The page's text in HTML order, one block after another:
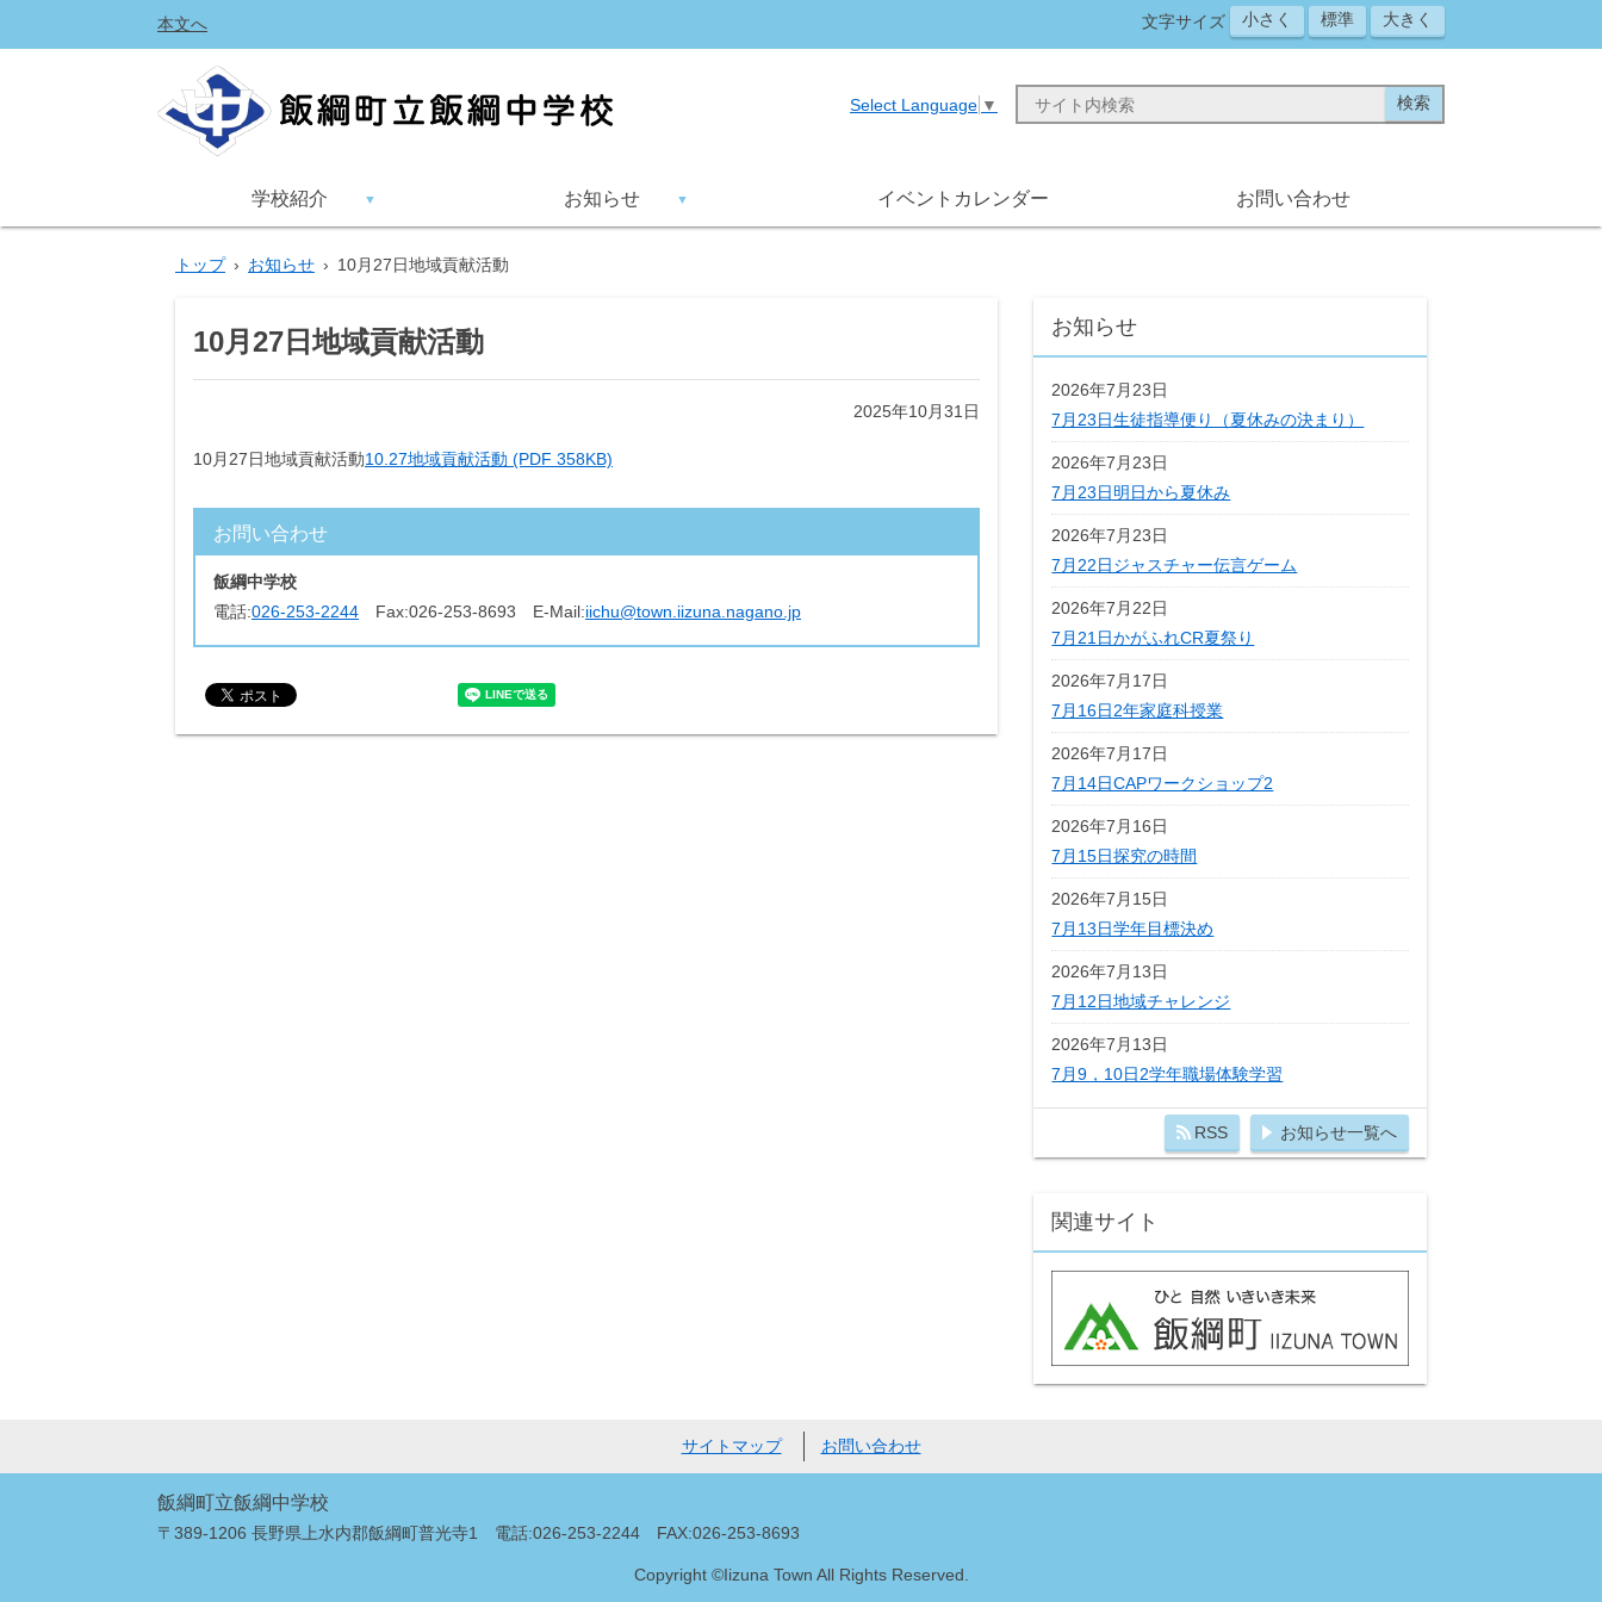
本文へ 文字サイズ 小さく 標準 大きく
Select Language ▼
学校紹介 お知らせ イベントカレンダー お問い合わせ
トップ › お知らせ › 10月27日地域貢献活動
10月27日地域貢献活動
2025年10月31日
10月27日地域貢献活動10.27地域貢献活動 (PDF 358KB)
お問い合わせ
飯綱中学校
電話:026-253-2244 Fax:026-253-8693 E-Mail:iichu@town.iizuna.nagano.jp
お知らせ
2026年7月23日
7月23日生徒指導便り（夏休みの決まり）
2026年7月23日
7月23日明日から夏休み
2026年7月23日
7月22日ジャスチャー伝言ゲーム
2026年7月22日
7月21日かがふれCR夏祭り
2026年7月17日
7月16日2年家庭科授業
2026年7月17日
7月14日CAPワークショップ2
2026年7月16日
7月15日探究の時間
2026年7月15日
7月13日学年目標決め
2026年7月13日
7月12日地域チャレンジ
2026年7月13日
7月9，10日2学年職場体験学習
RSS お知らせ一覧へ
関連サイト
サイトマップ お問い合わせ
飯綱町立飯綱中学校
〒389-1206 長野県上水内郡飯綱町普光寺1 電話:026-253-2244 FAX:026-253-8693
Copyright ©Iizuna Town All Rights Reserved.